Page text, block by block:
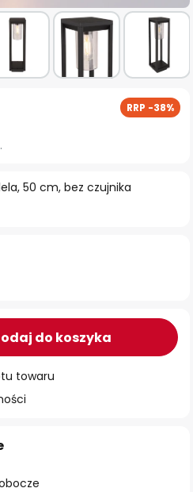
50 cm, bez czujnika
RRP -38%
do koszyka
towaru